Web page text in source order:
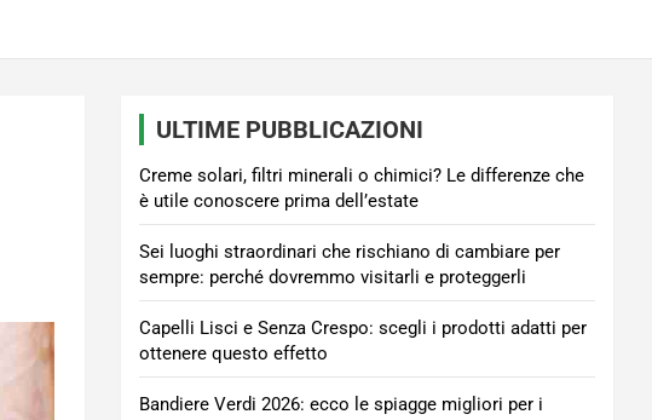
ULTIME PUBBLICAZIONI
Creme solari, filtri minerali o chimici? Le differenze che
è utile conoscere prima dell’estate
Sei luoghi straordinari che rischiano di cambiare per
sempre: perché dovremmo visitarli e proteggerli
Capelli Lisci e Senza Crespo: scegli i prodotti adatti per
ottenere questo effetto
Bandiere Verdi 2026: ecco le spiagge migliori per i